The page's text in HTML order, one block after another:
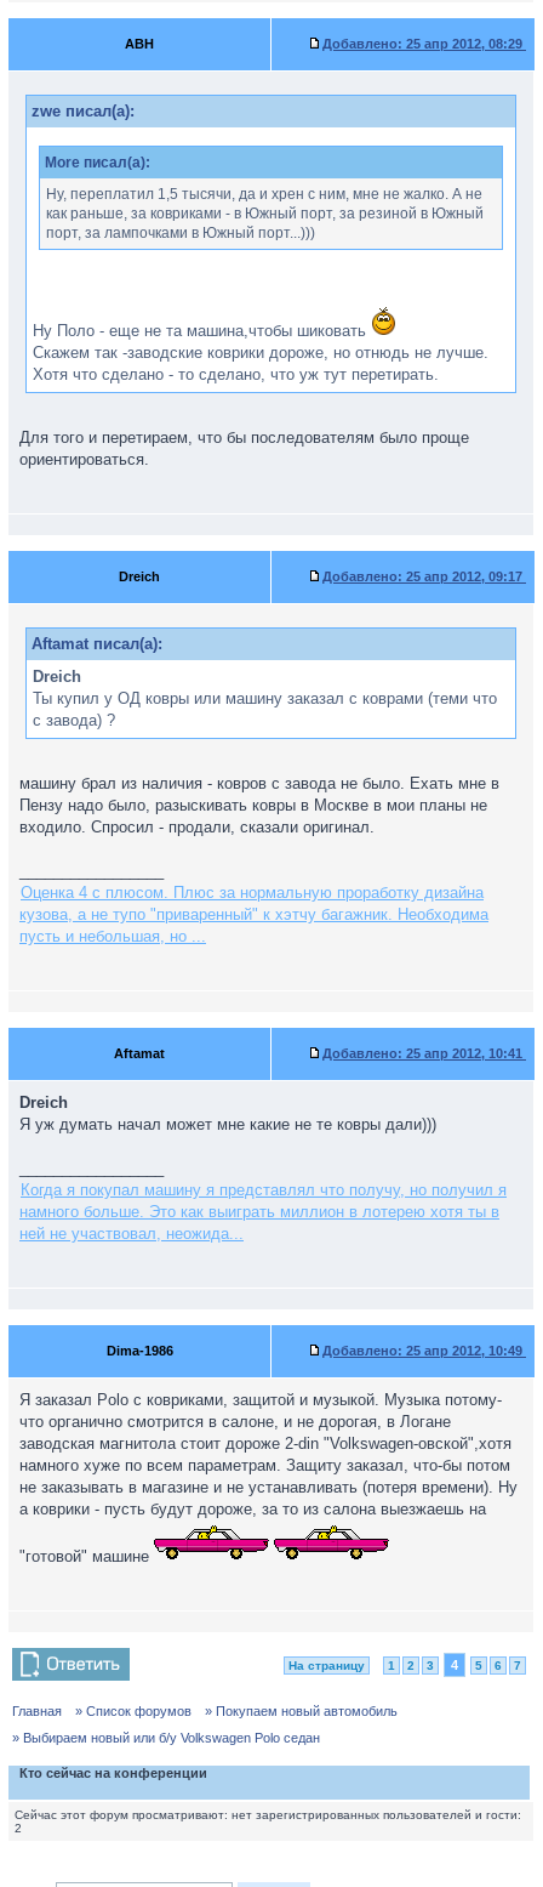
ABH Добавлено: 25 апр 2012, 08:29
zwe писал(а):
More писал(а):
Ну, переплатил 1,5 тысячи, да и хрен с ним, мне не жалко. А не
как раньше, за ковриками - в Южный порт, за резиной в Южный
порт, за лампочками в Южный порт...)))
Ну Поло - еще не та машина,чтобы шиковать
Скажем так -заводские коврики дороже, но отнюдь не лучше.
Хотя что сделано - то сделано, что уж тут перетирать.
Для того и перетираем, что бы последователям было проще
ориентироваться.
Dreich Добавлено: 25 апр 2012, 09:17
Aftamat писал(а):
Dreich
Ты купил у ОД ковры или машину заказал с коврами (теми что
с завода) ?
машину брал из наличия - ковров с завода не было. Ехать мне в
Пензу надо было, разыскивать ковры в Москве в мои планы не
входило. Спросил - продали, сказали оригинал.
Оценка 4 с плюсом. Плюс за нормальную проработку дизайна
кузова, а не тупо "приваренный" к хэтчу багажник. Необходима
пусть и небольшая, но ...
Aftamat Добавлено: 25 апр 2012, 10:41
Dreich
Я уж думать начал может мне какие не те ковры дали)))
Когда я покупал машину я представлял что получу, но получил я
намного больше. Это как выиграть миллион в лотерею хотя ты в
ней не участвовал, неожида...
Dima-1986 Добавлено: 25 апр 2012, 10:49
Я заказал Polo с ковриками, защитой и музыкой. Музыка потому-
что органично смотрится в салоне, и не дорогая, в Логане
заводская магнитола стоит дороже 2-din "Volkswagen-овской",хотя
намного хуже по всем параметрам. Защиту заказал, что-бы потом
не заказывать в магазине и не устанавливать (потеря времени). Ну
а коврики - пусть будут дороже, за то из салона выезжаешь на
"готовой" машине
На страницу 1 2 3 4 5 6 7
Главная » Список форумов
» Покупаем новый автомобиль
» Выбираем новый или б/у Volkswagen Polo седан
Кто сейчас на конференции
Сейчас этот форум просматривают: нет зарегистрированных пользователей и гости:
2